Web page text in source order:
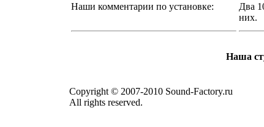
Наши комментарии по установке:
Два
них.
Наша
Copyright © 2007-2010 Sound-Factory.ru
All rights reserved.